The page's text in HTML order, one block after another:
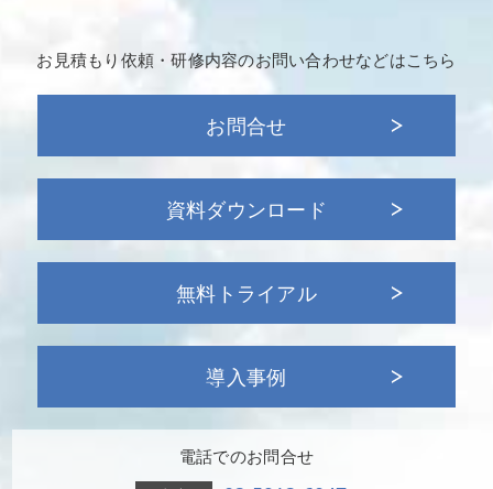
お見積もり依頼・研修内容のお問い合わせなどはこちら
お問合せ
資料ダウンロード
無料トライアル
導入事例
電話でのお問合せ